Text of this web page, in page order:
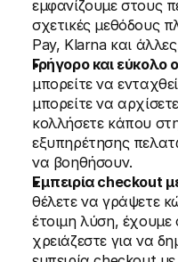
εμφανίζουμε στους
σχετικές μεθόδους
Pay, Klarna και
Γρήγορο και εύκολο
μπορείτε να
μπορείτε να
κολλήσετε κάπου στη
εξυπηρέτησης
να βοηθήσουν.
Εμπειρία checkout
θέλετε να γράψετε
έτοιμη λύση,
χρειάζεστε για να